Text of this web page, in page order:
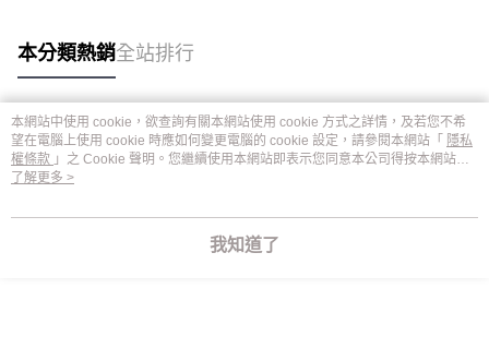
本分類熱銷全站排行
熱門標籤
本網站中使用 cookie，欲查詢有關本網站使用 cookie 方式之詳情，及若您不希
望在電腦上使用 cookie 時應如何變更電腦的 cookie 設定，請參閱本網站「 隱私
權條款 」之 Cookie 聲明。您繼續使用本網站即表示您同意本公司得按本網站使
用條款之 Cookie 聲明使用 cookie。
了解更多 >
我知道了